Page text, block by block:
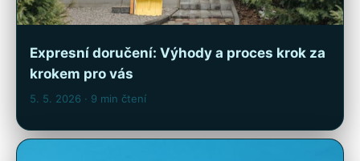
Expresní doručení: Výhody a proces krok za
krokem pro vás
5. 5. 2026 · 9 min čtení